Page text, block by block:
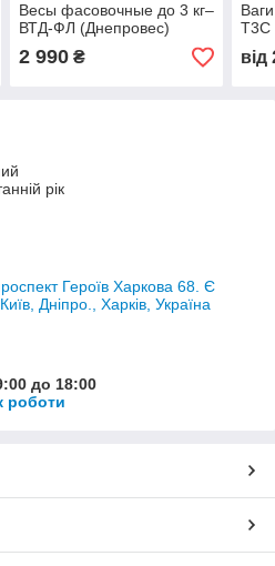
Весы фасовочные до 3 кг–
ВТД-ФЛ (Днепровес)
2 990₴
Т3С
від
рік
Героїв Харкова 68. Є
Дніпро., Харків, Україна
до 18:00
роботи